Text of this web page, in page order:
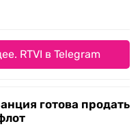
RTVI в Telegram
готова продать